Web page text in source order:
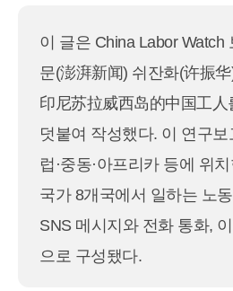
이 글은 China Labor Watch
문(澎湃新闻) 쉬잔화(许振
印尼苏拉威西岛的中国工人
덧붙여 작성했다. 이 연구보
럽·중동·아프리카 등에 위
국가 8개국에서 일하는 노
SNS 메시지와 전화 통화,
으로 구성됐다.